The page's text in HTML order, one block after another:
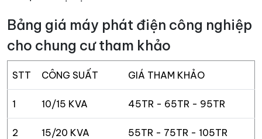
Bảng giá máy phát điện công nghiệp
cho chung cư tham khảo
STT CÔNG SUẤT GIÁ THAM KHẢO
1 10/15 KVA 45TR - 65TR - 95TR
2 15/20 KVA 55TR - 75TR - 105TR